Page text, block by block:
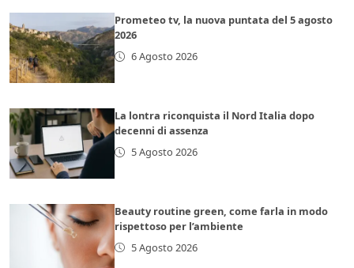
Prometeo tv, la nuova puntata del 5 agosto
2026
6 Agosto 2026
La lontra riconquista il Nord Italia dopo
decenni di assenza
5 Agosto 2026
Beauty routine green, come farla in modo
rispettoso per l’ambiente
5 Agosto 2026